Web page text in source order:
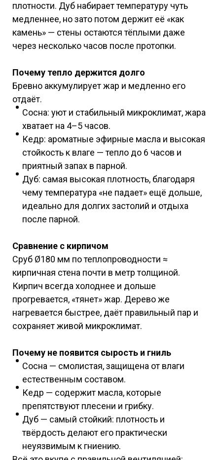
плотности. Дуб набирает температуру чуть
медленнее, но зато потом держит её «как
камень» — стены остаются тёплыми даже
через несколько часов после протопки.
Почему тепло держится долго
Бревно аккумулирует жар и медленно его
отдаёт.
Сосна: уют и стабильный микроклимат, жара
хватает на 4–5 часов.
Кедр: ароматные эфирные масла и высокая
стойкость к влаге — тепло до 6 часов и
приятный запах в парной.
Дуб: самая высокая плотность, благодаря
чему температура «не падает» ещё дольше,
идеально для долгих застолий и отдыха
после парной.
Сравнение с кирпичом
Сруб Ø180 мм по теплопроводности ≈
кирпичная стена почти в метр толщиной.
Кирпич всегда холоднее и дольше
прогревается, «тянет» жар. Дерево же
нагревается быстрее, даёт правильный пар и
сохраняет живой микроклимат.
Почему не появится сырость и гниль
Сосна — смолистая, защищена от влаги
естественным составом.
Кедр — содержит масла, которые
препятствуют плесени и грибку.
Дуб — самый стойкий: плотность и
твёрдость делают его практически
неуязвимым к гниению.